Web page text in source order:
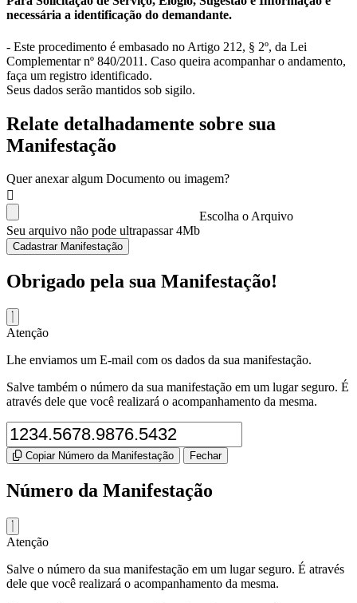
necessária a identificação do demandante.
- Este procedimento é embasado no Artigo 212, § 2º, da Lei
Complementar nº 840/2011. Caso queira acompanhar o andamento,
faça um registro identificado.
Seus dados serão mantidos sob sigilo.
Relate detalhadamente sobre sua
Manifestação
Quer anexar algum Documento ou imagem?
Escolha o Arquivo
Seu arquivo não pode ultrapassar 4Mb
Cadastrar Manifestação
Obrigado pela sua Manifestação!
Atenção
Lhe enviamos um E-mail com os dados da sua manifestação.
Salve também o número da sua manifestação em um lugar seguro. É
através dele que você realizará o acompanhamento da mesma.
Copiar Número da Manifestação Fechar
Número da Manifestação
Atenção
Salve o número da sua manifestação em um lugar seguro. É através
dele que você realizará o acompanhamento da mesma.